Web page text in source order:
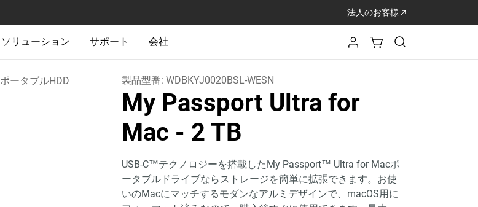
法人のお客様
ソリューション サポート 会社
ポータブルHDD 製品型番:WDBKYJ0020BSL-WESN
My Passport Ultra for
Mac - 2 TB
USB-C™テクノロジーを搭載したMy Passport™ Ultra for Macポ
ータブルドライブならストレージを簡単に拡張できます。お使
いのMacにマッチするモダンなアルミデザインで、macOS用に